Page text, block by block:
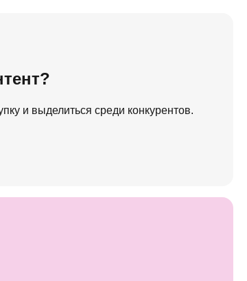
и выделиться среди конкурентов.